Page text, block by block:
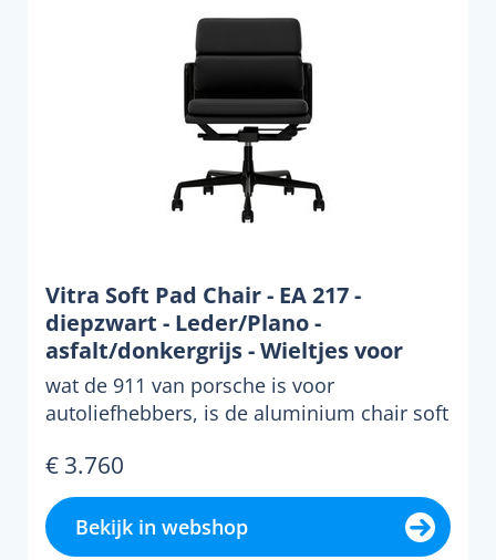
Vitra Soft Pad Chair - EA 217 -
diepzwart - Leder/Plano -
asfalt/donkergrijs - Wieltjes voor
harde bodems
wat de 911 van porsche is voor
autoliefhebbers, is de aluminium chair soft
€ 3.760
Bekijk in webshop